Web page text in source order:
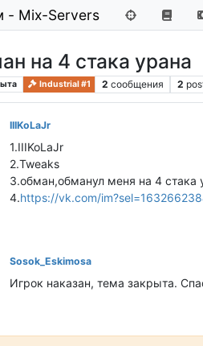
- Mix-Servers
на 4 стака урана
Industrial #1 2 сообщения 2
в сети
IIIKoLaJr
1.IIIKoLaJr
2.Tweaks
3.обман,обманул меня на 4 стака
4.https://vk.com/
в сети
Sosok_Eskimosa
Игрок наказан, тема закрыта.